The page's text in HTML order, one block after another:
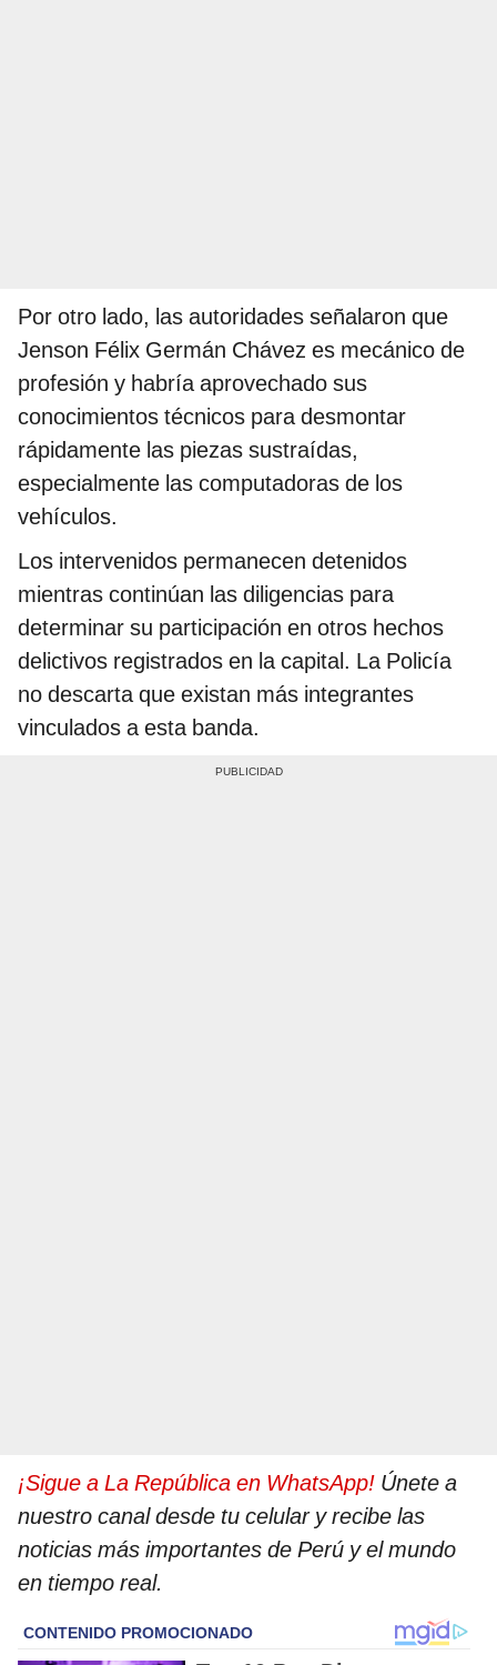
Por otro lado, las autoridades señalaron que
Jenson Félix Germán Chávez es mecánico de
profesión y habría aprovechado sus
conocimientos técnicos para desmontar
rápidamente las piezas sustraídas,
especialmente las computadoras de los
vehículos.
Los intervenidos permanecen detenidos
mientras continúan las diligencias para
determinar su participación en otros hechos
delictivos registrados en la capital. La Policía
no descarta que existan más integrantes
vinculados a esta banda.
¡Sigue a La República en WhatsApp! Únete a
nuestro canal desde tu celular y recibe las
noticias más importantes de Perú y el mundo
en tiempo real.